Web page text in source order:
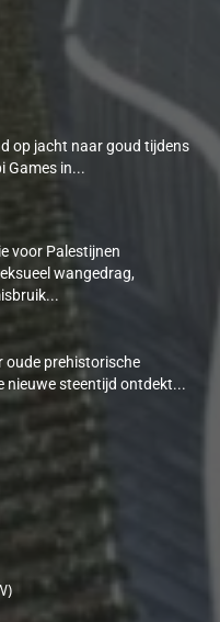
op jacht naar goud tijdens
Games in...
voor Palestijnen
wangedrag,
oude prehistorische
nieuwe steentijd ontdekt...